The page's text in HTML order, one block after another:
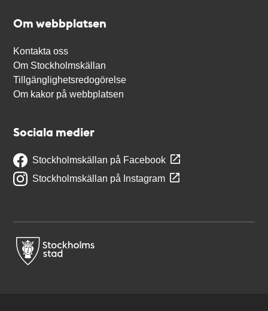
Om webbplatsen
Kontakta oss
Om Stockholmskällan
Tillgänglighetsredogörelse
Om kakor på webbplatsen
Sociala medier
Stockholmskällan på Facebook
Stockholmskällan på Instagram